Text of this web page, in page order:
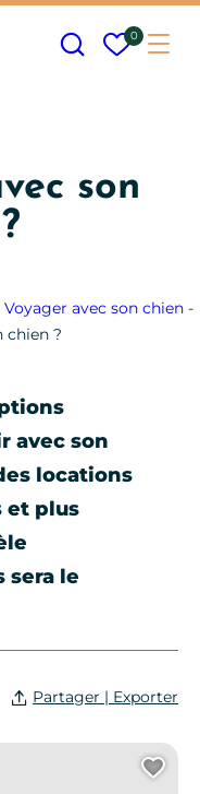
barre de navigation
Mes
0
son
Voyager avec son chien-
chien ?
avec son
locations
et plus
sera le
Partager | Exporter